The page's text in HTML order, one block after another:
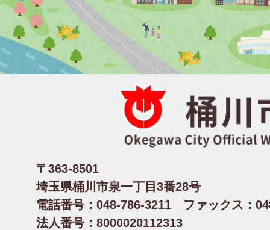
〒363-8501
埼玉県桶川市泉一丁目3番28号
電話番号：048-786-3211 ファックス：
法人番号：8000020112313